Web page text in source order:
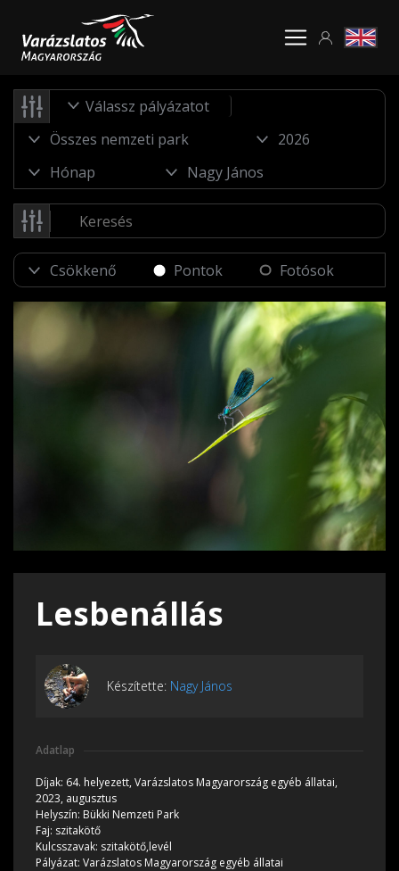
Válassz pályázatot
Pontok Fotósok
Lesbenállás
Készítette: Nagy János
Adatlap
Díjak: 64. helyezett, Varázslatos Magyarország egyéb állatai,
2023, augusztus
Helyszín: Bükki Nemzeti Park
Faj: szitakötő
Kulcsszavak: szitakötő,levél
Pályázat: Varázslatos Magyarország egyéb állatai